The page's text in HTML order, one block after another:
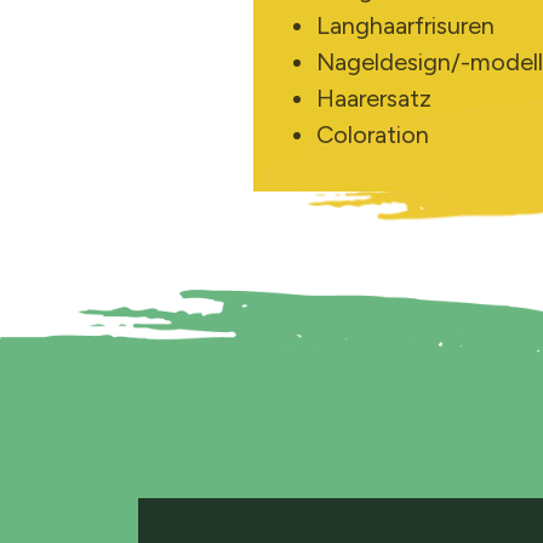
Langhaarfrisuren
Nageldesign/-
Haarersatz
Coloration